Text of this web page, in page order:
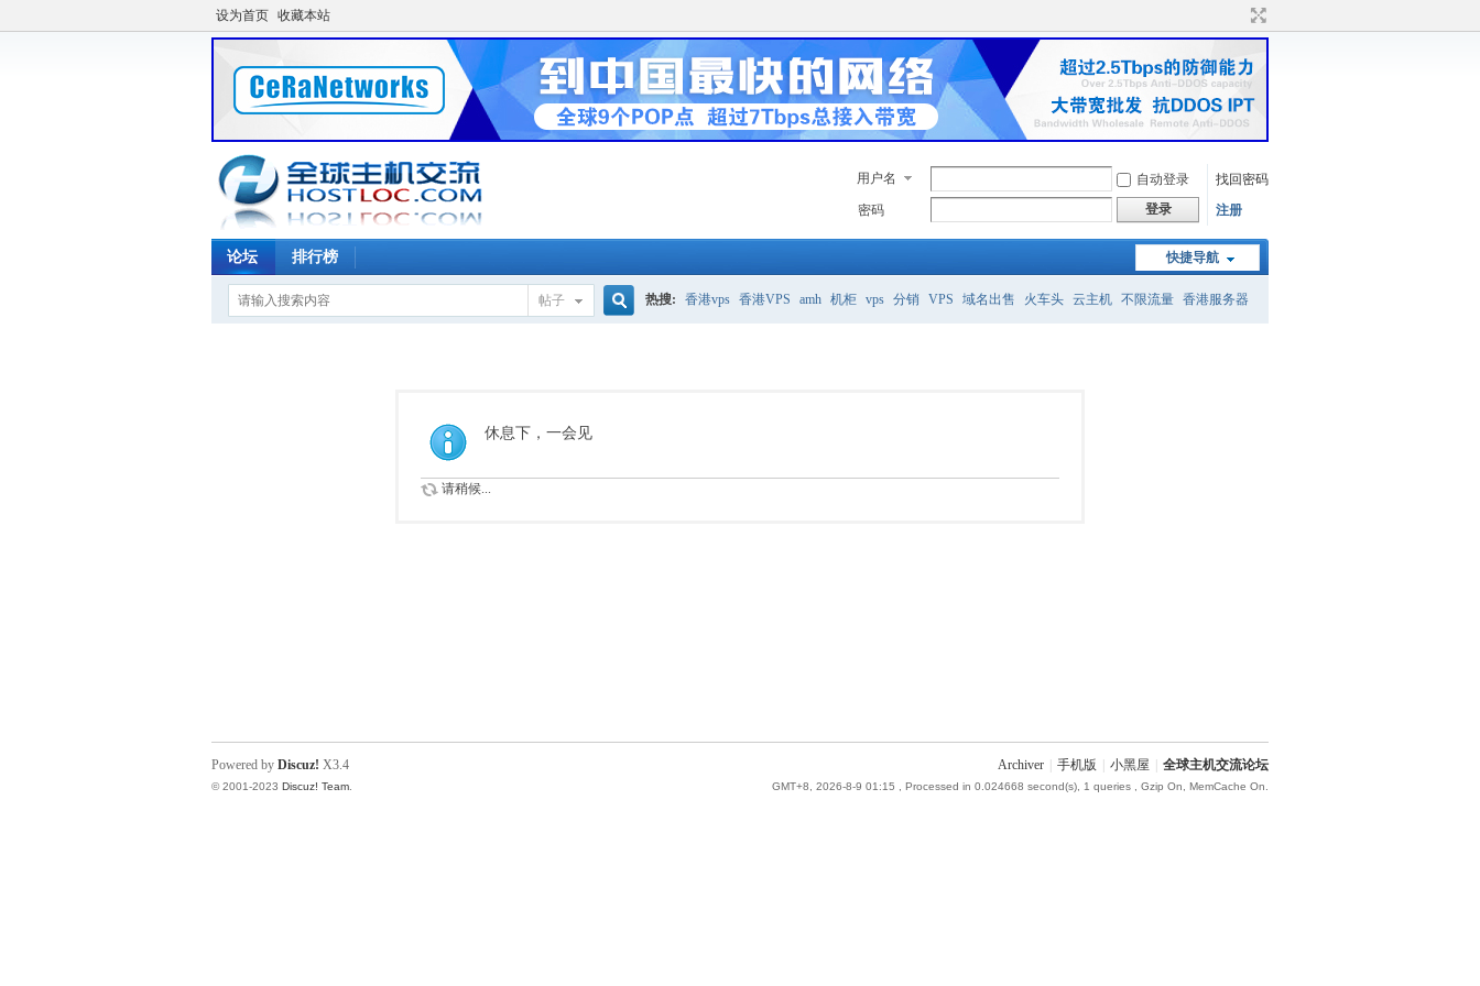
设为首页 收藏本站
用户名 自动登录
找回密码
密码
登录 注册
快捷导航
论坛 排行榜
帖子 热搜: 香港vps 香港VPS amh 机柜 vps 分销 VPS 域名出售 火车头 云主机 不限流量 香港服务器
休息下，一会见
请稍候...
Archiver 手机版 小黑屋 全球主机交流论坛
GMT+8, 2026-8-9 01:15 , Processed in 0.024668 second(s), 1 queries , Gzip On, MemCache On.
Powered by Discuz! X3.4
© 2001-2023 Discuz! Team